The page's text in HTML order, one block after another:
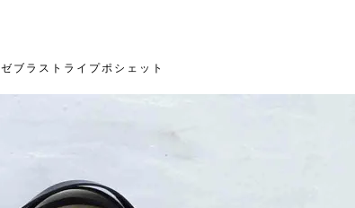
ゼブラストライプポシェット